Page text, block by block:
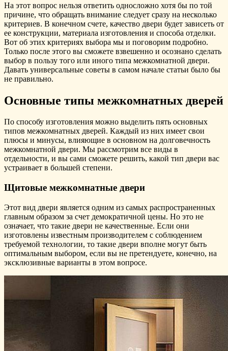
На этот вопрос нельзя ответить односложно хотя бы по той
причине, что обращать внимание следует сразу на несколько
критериев. В конечном счете, качество двери будет зависеть от
ее конструкции, материала изготовления и способа отделки.
Вот об этих критериях выбора мы и поговорим подробно.
Только после этого вы сможете взвешенно и осознано сделать
выбор в пользу того или иного типа межкомнатной двери.
Давать универсальные советы в самом начале статьи было бы
не правильно.
Основные типы межкомнатных дверей
По способу изготовления можно выделить пять основных
типов межкомнатных дверей. Каждый из них имеет свои
плюсы и минусы, влияющие в основном на долговечность
межкомнатной двери. Мы рассмотрим все виды в
отдельности, и вы сами сможете решить, какой тип двери вас
устраивает в большей степени.
Щитовые межкомнатные двери
Этот вид двери является одним из самых распространенных
главным образом за счет демократичной цены. Но это не
означает, что такие двери не качественные. Если они
изготовлены известным производителем с соблюдением
требуемой технологии, то такие двери вполне могут быть
оптимальным выбором, если вы не претендуете, конечно, на
эксклюзивные варианты в этом вопросе.